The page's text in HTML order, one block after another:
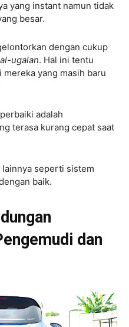
yang instant namun tidak
besar.
dengan cukup
ugalan. Hal ini tentu
yang masih baru
adalah
terasa kurang cepat saat
seperti sistem
baik.
dan